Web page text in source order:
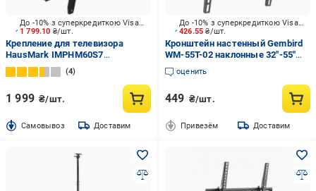
1 799.10 ₴/шт.
До -10% з суперкредиткою Visa Вигода
Крепление для телевизора
HausMark IMPHM60S7
поворотно-наклонные 32"-70"
черный
4
1 999 ₴/шт.
Cамовывоз Доставим
426.55₴/шт.
До -10% з суперкредиткою Visa Вигода
Кронштейн настенный Gembird
WM-55T-02 наклонные 32"-55"
черный
оценить
449 ₴/шт.
Привезём Доставим